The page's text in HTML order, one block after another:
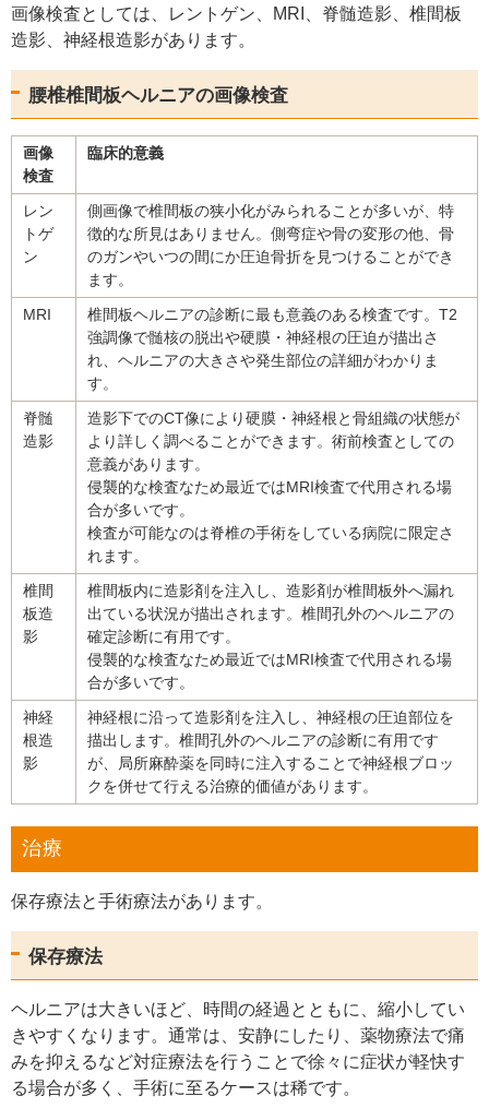
画像検査としては、レントゲン、MRI、脊髄造影、椎間板
造影、神経根造影があります。
腰椎椎間板ヘルニアの画像検査
画像
検査
臨床的意義
レン
トゲ
ン
側画像で椎間板の狭小化がみられることが多いが、特
徴的な所見はありません。側弯症や骨の変形の他、骨
のガンやいつの間にか圧迫骨折を見つけることができ
ます。
MRI
椎間板ヘルニアの診断に最も意義のある検査です。T2
強調像で髄核の脱出や硬膜・神経根の圧迫が描出さ
れ、ヘルニアの大きさや発生部位の詳細がわかりま
す。
脊髄
造影
造影下でのCT像により硬膜・神経根と骨組織の状態が
より詳しく調べることができます。術前検査としての
意義があります。
侵襲的な検査なため最近ではMRI検査で代用される場
合が多いです。
検査が可能なのは脊椎の手術をしている病院に限定さ
れます。
椎間
板造
影
椎間板内に造影剤を注入し、造影剤が椎間板外へ漏れ
出ている状況が描出されます。椎間孔外のヘルニアの
確定診断に有用です。
侵襲的な検査なため最近ではMRI検査で代用される場
合が多いです。
神経
根造
影
神経根に沿って造影剤を注入し、神経根の圧迫部位を
描出します。椎間孔外のヘルニアの診断に有用です
が、局所麻酔薬を同時に注入することで神経根ブロッ
クを併せて行える治療的価値があります。
治療
保存療法と手術療法があります。
保存療法
ヘルニアは大きいほど、時間の経過とともに、縮小してい
きやすくなります。通常は、安静にしたり、薬物療法で痛
みを抑えるなど対症療法を行うことで徐々に症状が軽快す
る場合が多く、手術に至るケースは稀です。